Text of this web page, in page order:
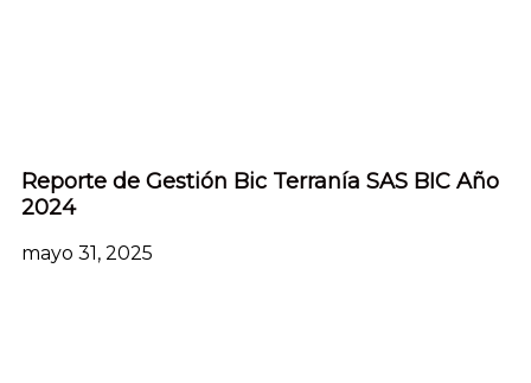
Reporte de Gestión Bic Terranía SAS BIC Año
2024
mayo 31, 2025